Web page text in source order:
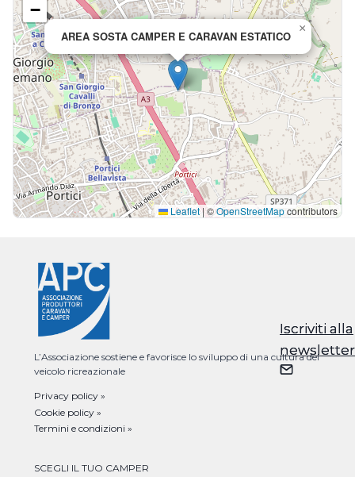
Iscriviti alla
newsletter
AREA SOSTA CAMPER E CARAVAN ESTATICO
×
−
Leaflet|©OpenStreetMapcontributors
L’Associazione sostiene e favorisce lo sviluppo di una cultura del
veicolo ricreazionale
Privacy policy »
Cookie policy »
Termini e condizioni »
SCEGLI IL TUO CAMPER
Iscriviti alla
newsletter